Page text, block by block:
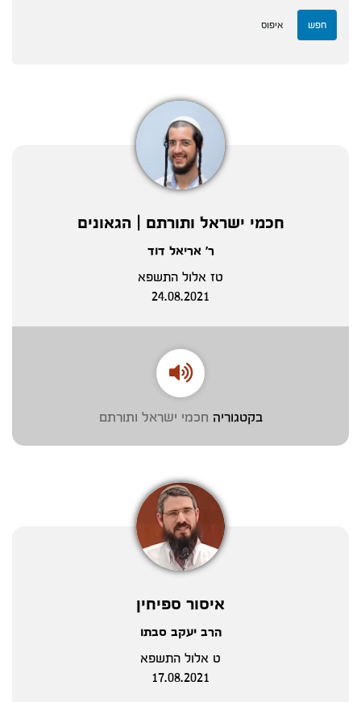
חפש איפוס
חכמי ישראל ותורתם | הגאונים
ר' אריאל דוד
טז אלול התשפא
24.08.2021
בקטגוריה חכמי ישראל ותורתם
איסור ספיחין
הרב יעקב סבתו
ט אלול התשפא
17.08.2021